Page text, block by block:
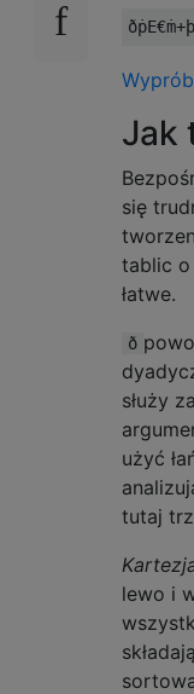
Jak
się
tablic o
łatwe.
ð
służy
użyć
tutaj
lewo i